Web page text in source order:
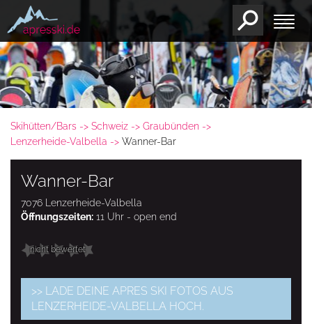
Skihütten/Bars Schweiz
Graubünden
Lenzerheide-Valbella
Wanner-Bar
Wanner-Bar
7076 Lenzerheide-Valbella
Öffnungszeiten: 11 Uhr - open end
nicht bewertet
>> LADE DEINE APRES SKI FOTOS AUS
LENZERHEIDE-VALBELLA HOCH.